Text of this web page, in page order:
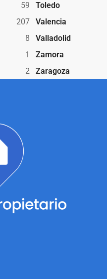
59
Toledo
207
Valencia
8
Valladolid
1
Zamora
2
Zaragoza